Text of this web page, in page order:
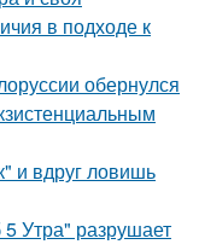
в подходе к
обернулся
и вдруг ловишь
Утра" разрушает